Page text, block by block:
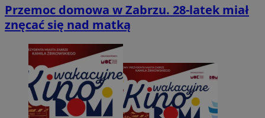
Przemoc domowa w Zabrzu. 28-latek miał
znęcać się nad matką